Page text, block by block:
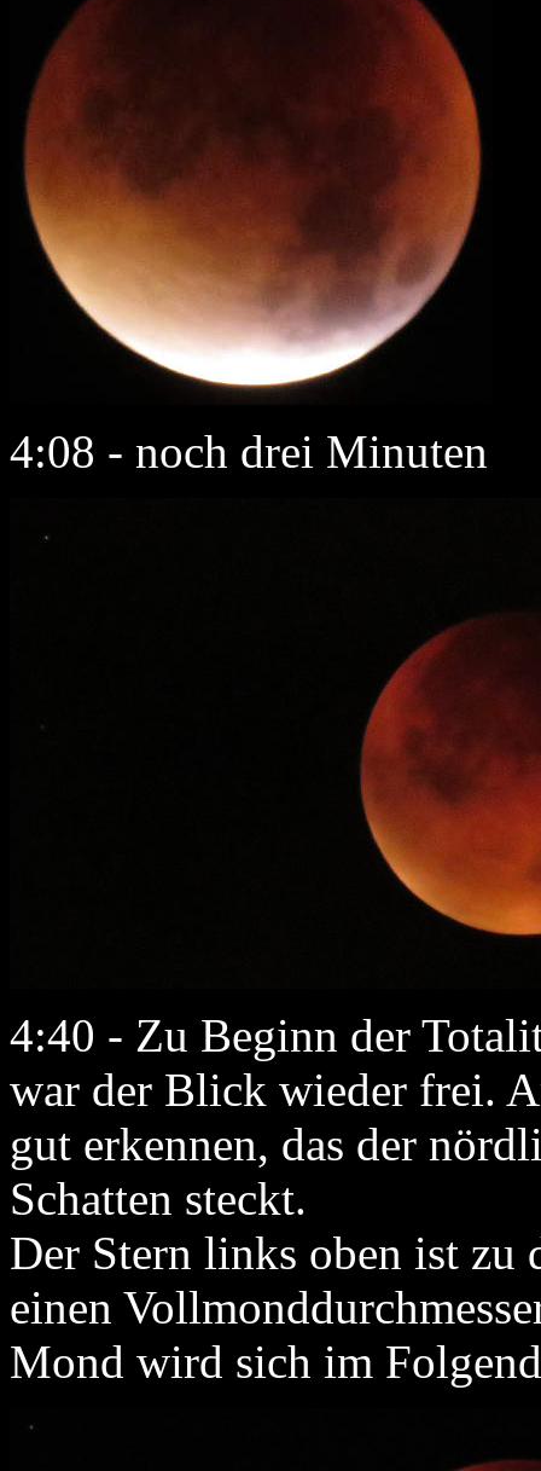
4:08 - noch drei Minuten
4:40 - Zu Beginn der
war der Blick wieder frei.
gut erkennen, das der
Schatten steckt.
Der Stern links oben ist zu
einen
Mond wird sich im